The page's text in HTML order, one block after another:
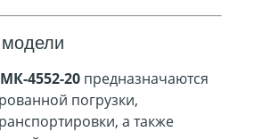
4552-20 предназначаются
погрузки,
а также